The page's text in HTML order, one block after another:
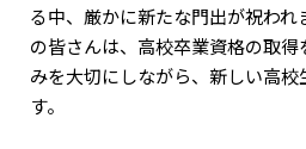
る中、厳かに新たな門出が祝わ
の皆さんは、高校卒業資格の取
みを大切にしながら、新しい高
す。